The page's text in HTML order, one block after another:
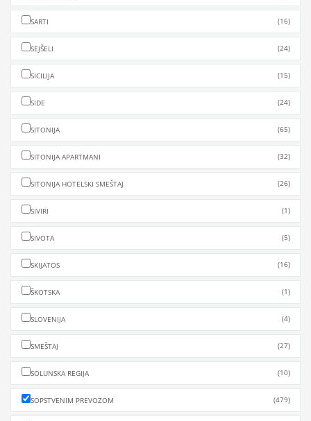
SARTI (16)
SEJŠELI (24)
SICILIJA (15)
SIDE (24)
SITONIJA (65)
SITONIJA APARTMANI (32)
SITONIJA HOTELSKI SMEŠTAJ (26)
SIVIRI (1)
SIVOTA (5)
SKIJATOS (16)
ŠKOTSKA (1)
SLOVENIJA (4)
SMEŠTAJ (27)
SOLUNSKA REGIJA (10)
SOPSTVENIM PREVOZOM (479)